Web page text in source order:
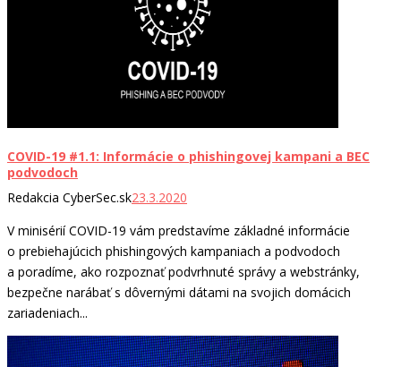
COVID-19 #1.1: Informácie o phishingovej kampani a BEC
podvodoch
Redakcia CyberSec.sk23.3.2020
V minisérií COVID-19 vám predstavíme základné informácie
o prebiehajúcich phishingových kampaniach a podvodoch
a poradíme, ako rozpoznať podvrhnuté správy a webstránky,
bezpečne narábať s dôvernými dátami na svojich domácich
zariadeniach...